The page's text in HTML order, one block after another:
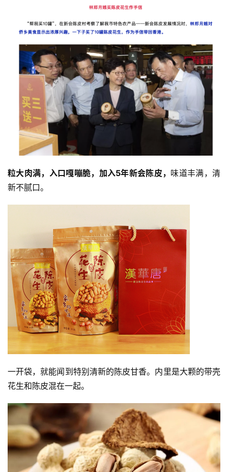
粒大肉满，入口嘎嘣脆，加入5年新会陈皮， 味道丰满，清
新不腻口。
一开袋，就能闻到特别清新的陈皮甘香。内里是大颗的带壳
花生和陈皮混在一起。